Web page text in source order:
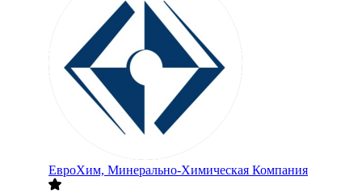
ЕвроХим, Минерально-Химическая Компания